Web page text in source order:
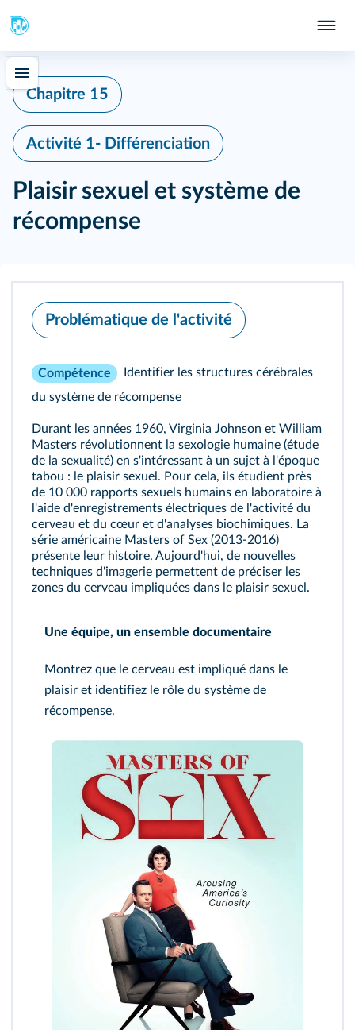
Chapitre 15
Activité 1- Différenciation
Plaisir sexuel et système de
récompense
Problématique de l'activité
Compétence
Identifier les structures cérébrales
du système de récompense
Durant les années 1960, Virginia Johnson et William
Masters révolutionnent la sexologie humaine (étude
de la sexualité) en s'intéressant à un sujet à l'époque
tabou : le plaisir sexuel. Pour cela, ils étudient près
de 10 000 rapports sexuels humains en laboratoire à
l'aide d'enregistrements électriques de l'activité du
cerveau et du cœur et d'analyses biochimiques. La
série américaine Masters of Sex (2013-2016)
présente leur histoire. Aujourd'hui, de nouvelles
techniques d'imagerie permettent de préciser les
zones du cerveau impliquées dans le plaisir sexuel.
Une équipe, un ensemble documentaire
Montrez que le cerveau est impliqué dans le
plaisir et identifiez le rôle du système de
récompense.